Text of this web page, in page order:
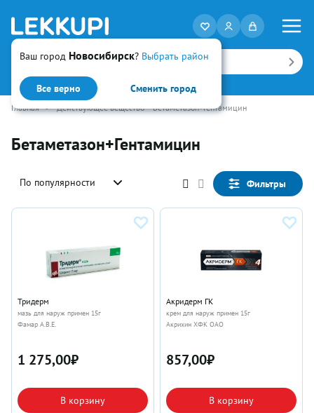
Ваш город Новосибирск? Выбрать район
Все верно Сменить город
Искать
Главная • Действующее вещество Бетаметазон+Гентамицин
Бетаметазон+Гентамицин
По популярности Фильтры
Тридерм
мазь для наруж примен 15г
Фамар А.В.Е.
1 275,00₽
В корзину
Акридерм ГК
крем для наруж примен 15г
Акрихин ХФК ОАО
857,00₽
В корзину